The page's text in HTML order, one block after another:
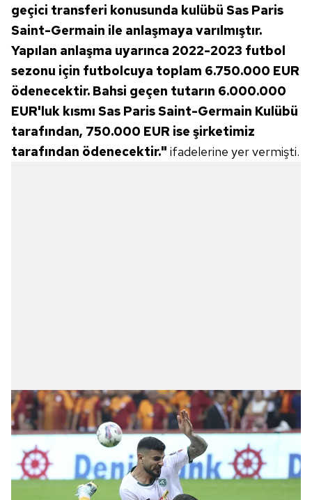
geçici transferi konusunda kulübü Sas Paris
Saint-Germain ile anlaşmaya varılmıştır.
Yapılan anlaşma uyarınca 2022-2023 futbol
sezonu için futbolcuya toplam 6.750.000 EUR
ödenecektir. Bahsi geçen tutarın 6.000.000
EUR'luk kısmı Sas Paris Saint-Germain Kulübü
tarafından, 750.000 EUR ise şirketimiz
tarafından ödenecektir." ifadelerine yer vermişti.